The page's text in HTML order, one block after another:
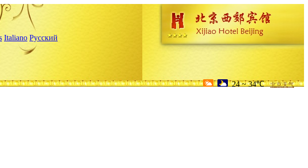
Italiano Русский
24 ~ 34℃ 北京天气